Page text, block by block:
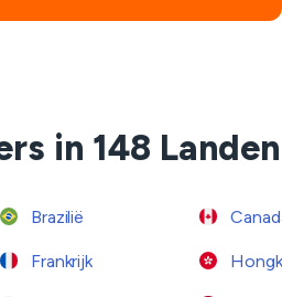
in 148 Landen
Brazilië
Frankrijk